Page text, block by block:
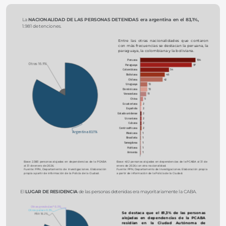
La NACIONALIDAD DE LAS PERSONAS DETENIDAS era argentina en el 83,1%,
1.981 detenciones.
Entre las otras nacionalidades que contaron
con más frecuencias se destacan la peruana, la
paraguaya, la colombiana y la boliviana.
Argentina 83.1%
Otras 16.9%
Peruana
Paraguaya
Colombiana
Boliviana
Chilena
Uruguaya
Dominicana
Venezolana
China
Ecuatoriana
Española
Estadounidense
Ucraniana
Cubana
Centroafricana
Mexicana
Brasileña
Senegalesa
Haitiana
Armenia
104
97
54
46
42
13
13
11
5
2
2
2
2
2
2
1
1
1
1
1
Base: 2.383 personas alojadas en dependencias de la PCABA
al 31 de enero de 2026.
Fuente: PPN, Departamento de Investigaciones. Elaboración
propia a partir de información de la Policía de la Ciudad.
Base: 402 personas alojadas en dependencias de la PCABA al 31 de
enero de 2026 con otra nacionalidad.
Fuente: PPN, Departamento de Investigaciones. Elaboración propia
a partir de información de la Policía de la Ciudad.
El LUGAR DE RESIDENCIA de las personas detenidas era mayoritariamente la CABA.
PBA 18.2%
Otros países 0.2%
Otras provincias* 0.3%
Se destaca que el 81,3% de las personas
alojadas en dependencias de la PCABA
residían en la Ciudad Autónoma de